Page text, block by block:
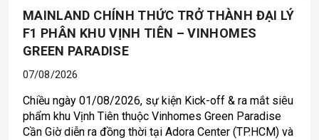
MAINLAND CHÍNH THỨC TRỞ THÀNH ĐẠI LÝ
F1 PHÂN KHU VỊNH TIÊN – VINHOMES
GREEN PARADISE
07/08/2026
Chiều ngày 01/08/2026, sự kiện Kick-off & ra mắt siêu
phẩm khu Vịnh Tiên thuộc Vinhomes Green Paradise
Cần Giờ diễn ra đồng thời tại Adora Center (TP.HCM) và